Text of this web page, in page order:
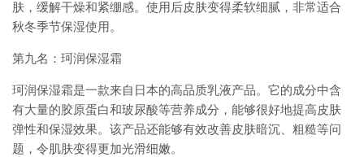
肤，缓解干燥和紧绷感。使用后皮肤变得柔软细腻，非常适合
秋冬季节保湿使用。
第九名：珂润保湿霜
珂润保湿霜是一款来自日本的高品质乳液产品。它的成分中含
有大量的胶原蛋白和玻尿酸等营养成分，能够很好地提高皮肤
弹性和保湿效果。该产品还能够有效改善皮肤暗沉、粗糙等问
题，令肌肤变得更加光滑细嫩。